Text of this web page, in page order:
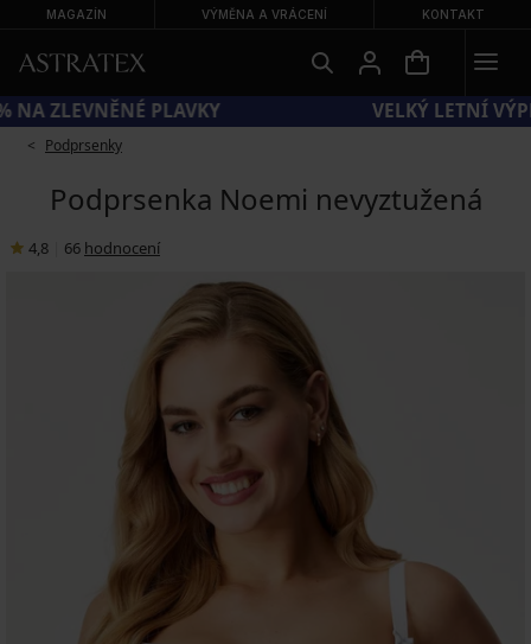
MAGAZÍN VÝMĚNA A VRÁCENÍ KONTAKT
KÓD SUN20 = EXTRA −20 % NA ZLEVNĚNÉ PLAVKY
Podprsenky
Podprsenka Noemi nevyztužená
4,8 66 hodnocení